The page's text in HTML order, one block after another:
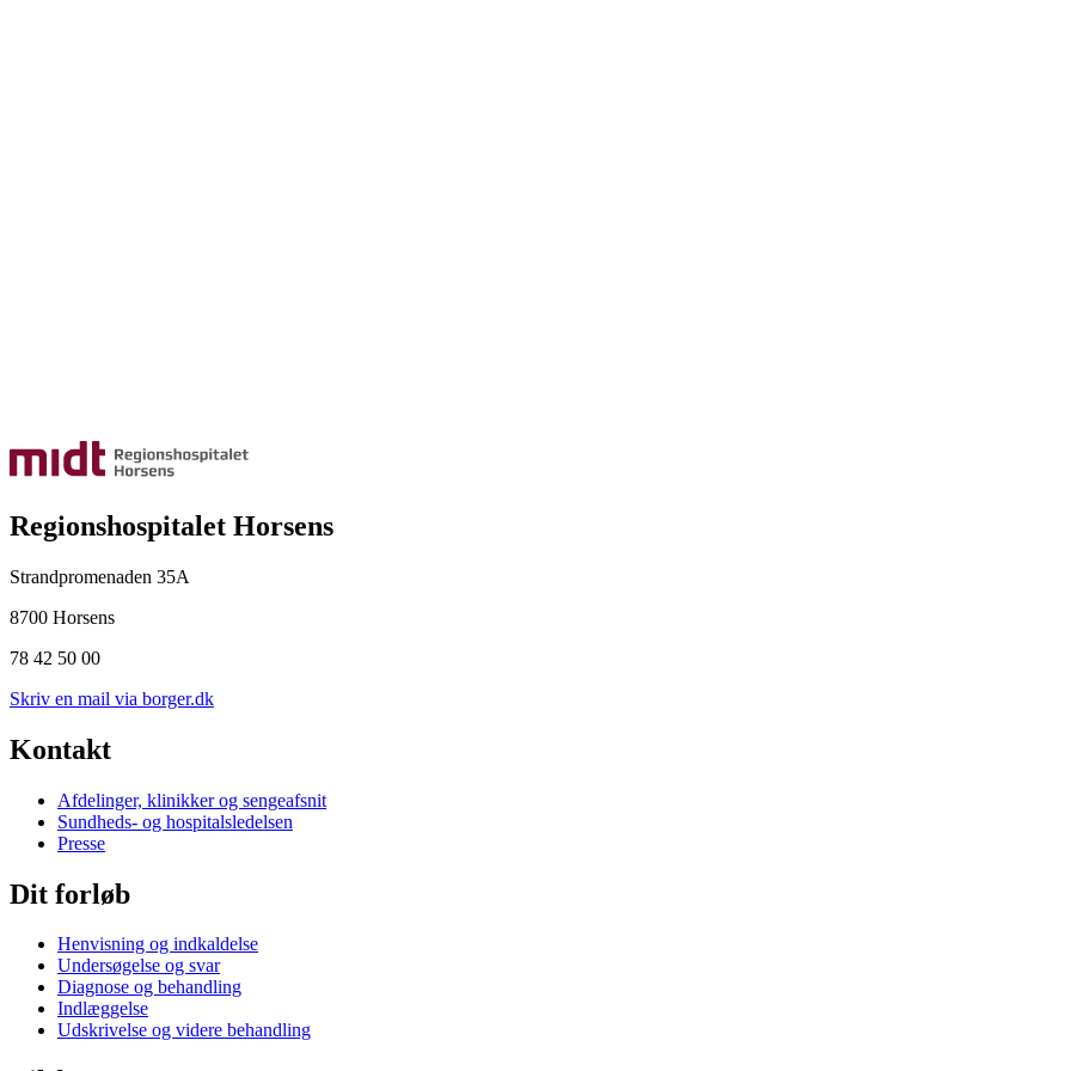
Regionshospitalet Horsens
Strandpromenaden 35A
8700 Horsens
78 42 50 00
Skriv en mail via borger.dk
Kontakt
Afdelinger, klinikker og sengeafsnit
Sundheds- og hospitalsledelsen
Presse
Dit forløb
Henvisning og indkaldelse
Undersøgelse og svar
Diagnose og behandling
Indlæggelse
Udskrivelse og videre behandling